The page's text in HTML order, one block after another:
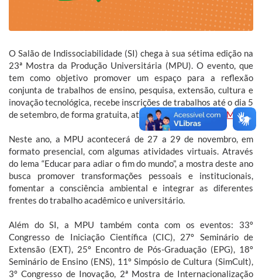
O Salão de Indissociabilidade (SI) chega à sua sétima edição na
23ª Mostra da Produção Universitária (MPU). O evento, que
tem como objetivo promover um espaço para a reflexão
conjunta de trabalhos de ensino, pesquisa, extensão, cultura e
inovação tecnológica, recebe inscrições de trabalhos até o dia 5
de setembro, de forma gratuita, através do site oficial da MPU.
Neste ano, a MPU acontecerá de 27 a 29 de novembro, em
formato presencial, com algumas atividades virtuais. Através
do lema “Educar para adiar o fim do mundo”, a mostra deste ano
busca promover transformações pessoais e institucionais,
fomentar a consciência ambiental e integrar as diferentes
frentes do trabalho acadêmico e universitário.
Além do SI, a MPU também conta com os eventos: 33º
Congresso de Iniciação Científica (CIC), 27º Seminário de
Extensão (EXT), 25º Encontro de Pós-Graduação (EPG), 18º
Seminário de Ensino (ENS), 11º Simpósio de Cultura (SimCult),
3º Congresso de Inovação, 2ª Mostra de Internacionalização